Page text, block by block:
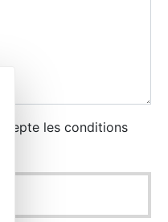
les conditions